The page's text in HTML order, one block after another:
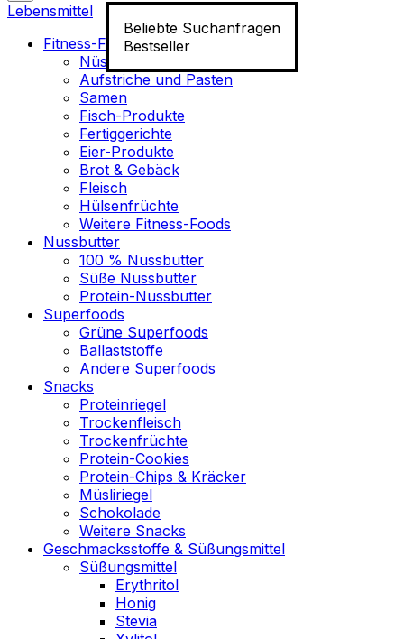
Beliebte Suchanfragen
Bestseller
Lebensmittel
Fitness-Food
Nüsse
Aufstriche und Pasten
Samen
Fisch-Produkte
Fertiggerichte
Eier-Produkte
Brot & Gebäck
Fleisch
Hülsenfrüchte
Weitere Fitness-Foods
Nussbutter
100 % Nussbutter
Süße Nussbutter
Protein-Nussbutter
Superfoods
Grüne Superfoods
Ballaststoffe
Andere Superfoods
Snacks
Proteinriegel
Trockenfleisch
Trockenfrüchte
Protein-Cookies
Protein-Chips & Kräcker
Müsliriegel
Schokolade
Weitere Snacks
Geschmacksstoffe & Süßungsmittel
Süßungsmittel
Erythritol
Honig
Stevia